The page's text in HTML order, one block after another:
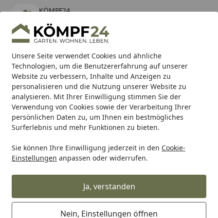
Unsere Seite verwendet Cookies und ähnliche
Technologien, um die Benutzererfahrung auf unserer
Website zu verbessern, Inhalte und Anzeigen zu
personalisieren und die Nutzung unserer Website zu
analysieren. Mit Ihrer Einwilligung stimmen Sie der
Verwendung von Cookies sowie der Verarbeitung Ihrer
persönlichen Daten zu, um Ihnen ein bestmögliches
Surferlebnis und mehr Funktionen zu bieten.
Sie können Ihre Einwilligung jederzeit in den Cookie-
Einstellungen anpassen oder widerrufen.
Ja, verstanden
Nein, Einstellungen öffnen
KÖMPF24
kostenlos - Im App Store
Hotline
Alle Produkte
Mein Konto
Suchen
Karibu Pools inkl. gratis Sandfilteranlage & Pool-
Starterset (Gesamtwert bis 468,99€)
Startseite
Alles für den Garten Gartenhaus Gartenhäuser Holz
Wolff Finnhaus Gartenhaus Maria
44-A/B isolierverglast